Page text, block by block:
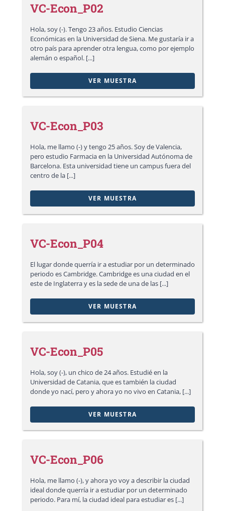
VC-Econ_P02
Hola, soy (-). Tengo 23 años. Estudio Ciencias
Económicas en la Universidad de Siena. Me gustaría ir a
otro país para aprender otra lengua, como por ejemplo
alemán o español. [...]
VER MUESTRA
VC-Econ_P03
Hola, me llamo (-) y tengo 25 años. Soy de Valencia,
pero estudio Farmacia en la Universidad Autónoma de
Barcelona. Esta universidad tiene un campus fuera del
centro de la [...]
VER MUESTRA
VC-Econ_P04
El lugar donde querría ir a estudiar por un determinado
periodo es Cambridge. Cambridge es una ciudad en el
este de Inglaterra y es la sede de una de las [...]
VER MUESTRA
VC-Econ_P05
Hola, soy (-), un chico de 24 años. Estudié en la
Universidad de Catania, que es también la ciudad
donde yo nací, pero y ahora yo no vivo en Catania, [...]
VER MUESTRA
VC-Econ_P06
Hola, me llamo (-), y ahora yo voy a describir la ciudad
ideal donde querría ir a estudiar por un determinado
periodo. Para mí, la ciudad ideal para estudiar es [...]